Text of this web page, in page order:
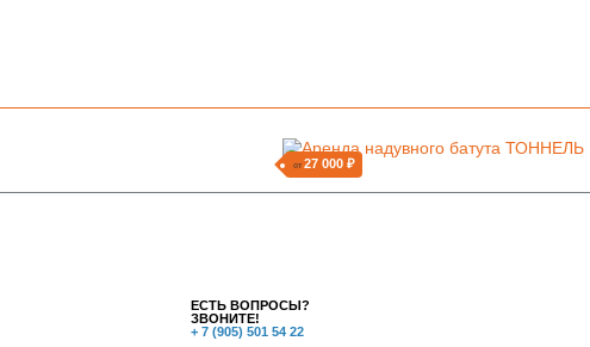
от27 000 ₽
ЕСТЬ ВОПРОСЫ?
ЗВОНИТЕ!
+ 7 (905) 501 54 22